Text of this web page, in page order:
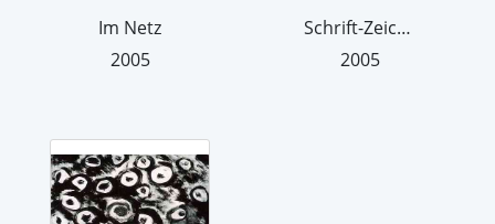
Im Netz
2005
Schrift-Zeichen
2005